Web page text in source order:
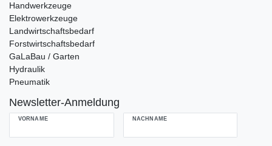
Handwerkzeuge
Elektrowerkzeuge
Landwirtschaftsbedarf
Forstwirtschaftsbedarf
GaLaBau / Garten
Hydraulik
Pneumatik
Newsletter-Anmeldung
VORNAME NACHNAME